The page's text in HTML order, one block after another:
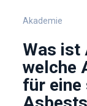
Akademie
Was ist
welche
für eine